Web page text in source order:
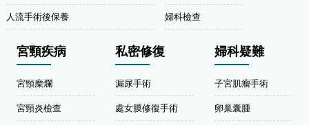
人流手術後保養
婦科檢查
宮頸疾病
宮頸糜爛
宮頸炎檢查
私密修復
漏尿手術
處女膜修復手術
婦科疑難
子宮肌瘤手術
卵巢囊腫